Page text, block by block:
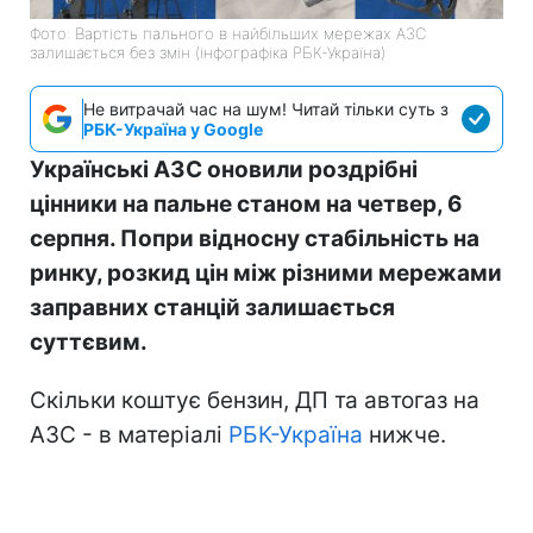
Фото: Вартість пального в найбільших мережах АЗС
залишається без змін (інфографіка РБК-Україна)
Не витрачай час на шум! Читай тільки суть з
РБК-Україна у Google
Українські АЗС оновили роздрібні
цінники на пальне станом на четвер, 6
серпня. Попри відносну стабільність на
ринку, розкид цін між різними мережами
заправних станцій залишається
суттєвим.
Скільки коштує бензин, ДП та автогаз на
АЗС - в матеріалі РБК-Україна нижче.